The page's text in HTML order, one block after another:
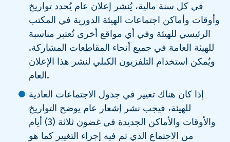
في كل سنة مالية، يُنشر إعلان عام يُحدد تواريخ
وأوقات وأماكن اجتماعات الهيئة الدورية في المكتب
الرئيسي للهيئة وفي أي مواقع أخرى تُعتبر مناسبة
للهيئة العامة في جميع أنحاء المقاطعات المشاركة.
ويُمكن استخدام التلفزيون الكبلي لنشر هذا الإعلان
العام.
إذا كان هناك تغيير في جدول الاجتماعات العادية
للهيئة، فيجب نشر إشعار عام يوضح التواريخ
والأوقات والأماكن الجديدة في غضون ثلاثة (3) أيام
من الاجتماع الذي تم فيه إجراء التغيير كما هو